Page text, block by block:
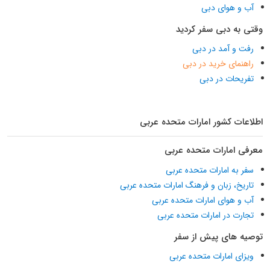
آب و هوای دبی
وقتی به دبی سفر کردید
رفت و آمد در دبی
راهنمای خرید در دبی
تفریحات در دبی
اطلاعات کشور امارات متحده عربی
معرفی امارات متحده عربی
سفر به امارات متحده عربی
تاریخ، زبان و فرهنگ امارات متحده عربی
آب و هوای امارات متحده عربی
تجارت در امارات متحده عربی
توصیه های پیش از سفر
ویزای امارات متحده عربی